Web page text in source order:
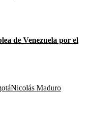
de Venezuela por el
Nicolás Maduro